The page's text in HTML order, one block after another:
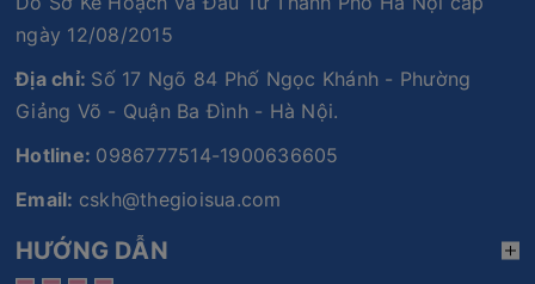
ngày 12/08/2015
Địa chỉ: Số 17 Ngõ 84 Phố Ngọc Khánh - Phường
Giảng Võ - Quận Ba Đình - Hà Nội.
Hotline: 0986777514-1900636605
Email: cskh@thegioisua.com
HƯỚNG DẪN